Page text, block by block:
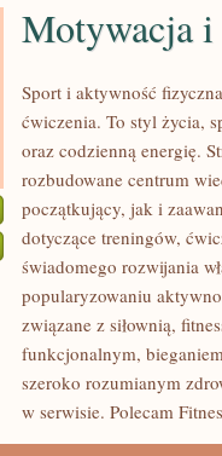
MOTYWACJA
PSYCHOLOGIA
SPORTU
Motywacja i
Sport i aktywność
ćwiczenia. To styl życia,
oraz codzienną energię.
rozbudowane centrum
początkujący, jak i
dotyczące treningów,
świadomego rozwijania
popularyzowaniu
związane z siłownią,
funkcjonalnym,
szeroko rozumianym
w serwisie. Polecam